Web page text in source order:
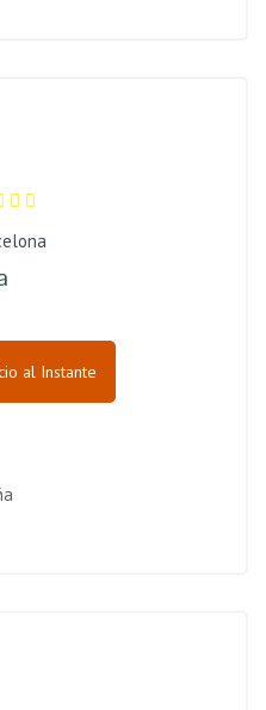
al Instante